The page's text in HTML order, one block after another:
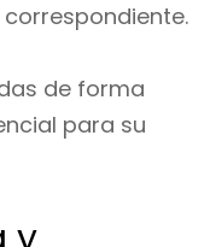
de forma
para su